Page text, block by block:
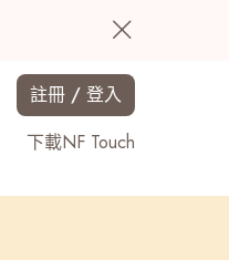
註冊 / 登入
下載NF Touch